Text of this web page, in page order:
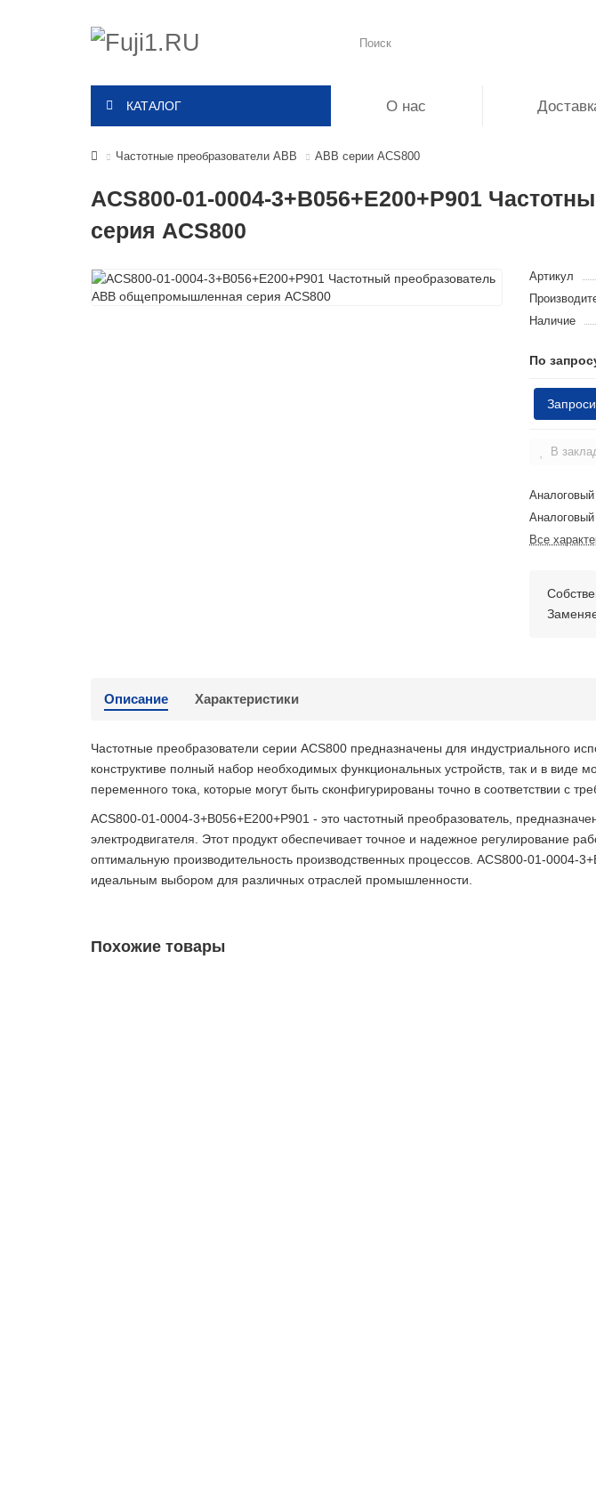
КАТАЛОГ О нас
Частотные преобразователи ABB ABB серии ACS800
ACS800-01-0004-3+B056+E200+P901
серия ACS800
Артикул
Наличие
По
В
Все
Описание Характеристики
Частотные преобразователи серии ACS800 предназначены для индустриального
конструктиве полный набор необходимых функциональных устройств, так и в виде
переменного тока, которые могут быть сконфигурированы точно в соответствии с
ACS800-01-0004-3+B056+E200+P901 - это частотный преобразователь,
электродвигателя. Этот продукт обеспечивает точное и надежное регулирование
оптимальную производительность производственных процессов. ACS800-01-0004-
идеальным выбором для различных отраслей промышленности.
Похожие товары